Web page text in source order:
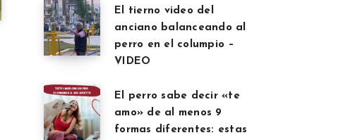
El tierno video del
anciano balanceando al
perro en el columpio –
VIDEO
El perro sabe decir «te
amo» de al menos 9
formas diferentes: estas